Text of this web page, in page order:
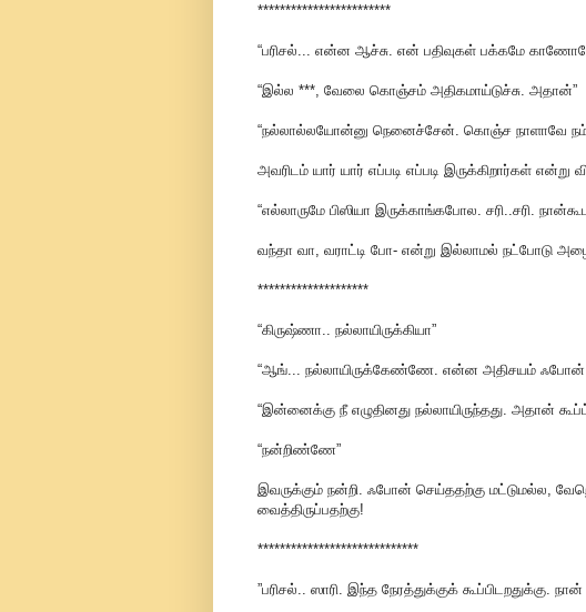
************************
“பரிசல்... என்ன ஆச்சு. என் பதிவுகள் பக்கமே
“இல்ல ***, வேலை கொஞ்சம் அதிகமாய்டுச்சு. அதான்”
“நல்லால்லயோன்னு நெனைச்சேன். கொஞ்ச நாளாவே
அவரிடம் யார் யார் எப்படி எப்படி இருக்கிறார்கள் என்று
“எல்லாருமே பிஸியா இருக்காங்கபோல. சரி..சரி.
வந்தா வா, வராட்டி போ- என்று இல்லாமல் நட்போடு
********************
“கிருஷ்ணா.. நல்லாயிருக்கியா”
“ஆங்... நல்லாயிருக்கேண்ணே. என்ன அதிசயம்
“இன்னைக்கு நீ எழுதினது நல்லாயிருந்தது. அதான்
“நன்றிண்ணே”
இவருக்கும் நன்றி. ஃபோன் செய்ததற்கு மட்டுமல்ல,
வைத்திருப்பதற்கு!
*****************************
”பரிசல்.. ஸாரி. இந்த நேரத்துக்குக் கூப்பிடறதுக்கு.